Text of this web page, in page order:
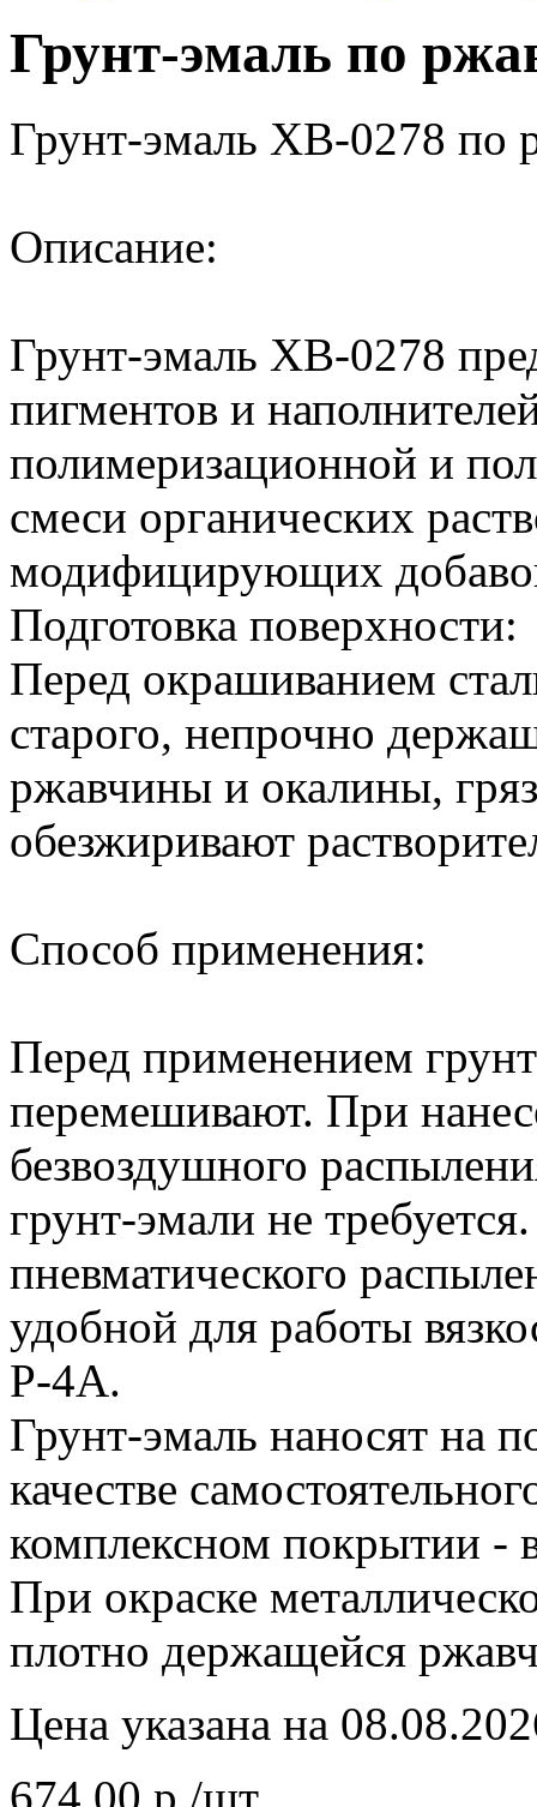
Грунт-эмаль по
Грунт-эмаль ХВ-0278 по
Описание:
Грунт-эмаль ХВ-0278
пигментов и
полимеризационной и
смеси органических
модифицирующих
Подготовка поверхности:
Перед окрашиванием
старого, непрочно
ржавчины и окалины,
обезжиривают
Способ применения:
Перед применением
перемешивают. При
безвоздушного
грунт-эмали не
пневматического
удобной для работы
Р-4А.
Грунт-эмаль наносят на
качестве
комплексном покрытии -
При окраске
плотно держащейся
Цена указана на
674.00 р./шт